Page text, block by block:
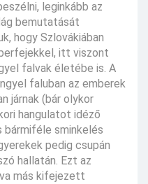
leginkább az
bemutatását
hogy Szlovákiában
itt viszont
falvak életébe is. A
faluban az emberek
járnak (bár olykor
hangulatot idéző
bármiféle sminkelés
pedig csupán
hallatán. Ezt az
más kifejezett